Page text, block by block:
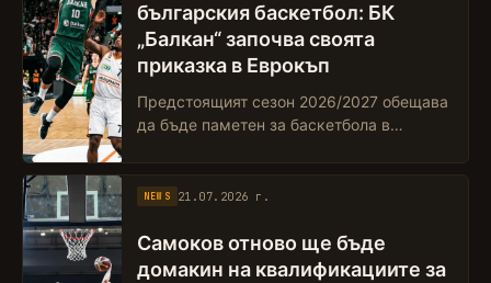
българския баскетбол: БК
„Балкан“ започва своята
приказка в Еврокъп
Предстоящият сезон 2026/2027 обещава
да бъде паметен за баскетбола в
се подготвя за своето дебютно участие
в...
NEWS 21.07.2026 г.
Самоков отново ще бъде
домакин на квалификациите за